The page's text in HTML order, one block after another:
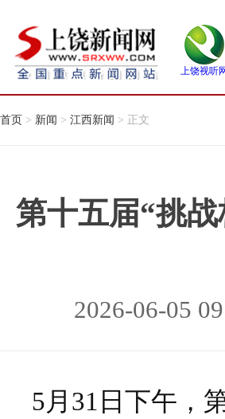
上饶视听
首页 > 新闻 > 江西新闻 > 正文
第十五届“挑
2026-06-05
5月31日下午，